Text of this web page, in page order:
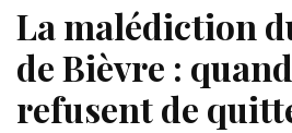
La malédiction
de Bièvre :
refusent de